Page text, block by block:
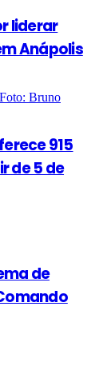
liderar
Anápolis
915
de 5 de
de